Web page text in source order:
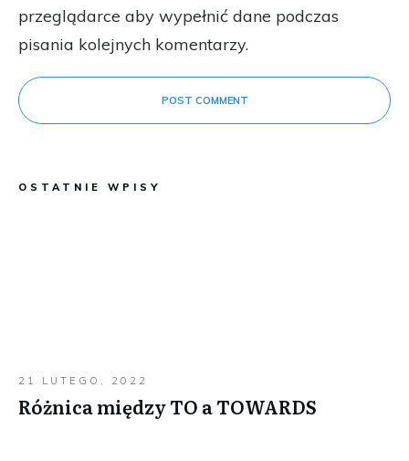
przeglądarce aby wypełnić dane podczas
pisania kolejnych komentarzy.
POST COMMENT
OSTATNIE WPISY
21 LUTEGO, 2022
Różnica między TO a TOWARDS